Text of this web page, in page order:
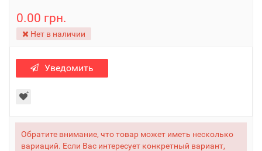
0.00 грн.
Нет в наличии
Уведомить
Обратите внимание, что товар может иметь несколько
вариаций. Если Вас интересует конкретный вариант,